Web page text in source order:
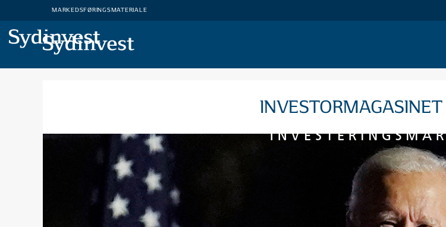
MARKEDSFØRINGSMATERIALE
MARKEDSFØRINGSMATERIALE
INVESTORMAGASINET